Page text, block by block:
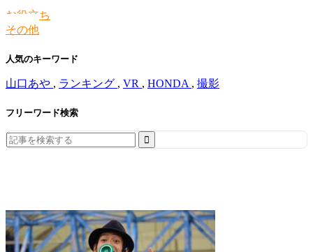
お役立ち
その他
人気のキーワード
山口あや , ランキング , VR , HONDA , 撮影
フリーワード検索
Search
for: